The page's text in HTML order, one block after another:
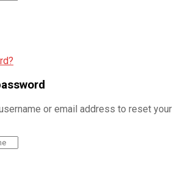
or email address to reset your